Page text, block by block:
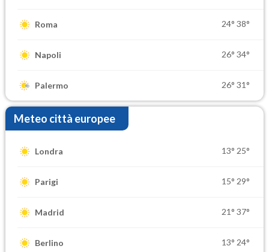
Roma 24° 38°
Napoli 26° 34°
Palermo 26° 31°
Meteo città europee
Londra 13° 25°
Parigi 15° 29°
Madrid 21° 37°
Berlino 13° 24°